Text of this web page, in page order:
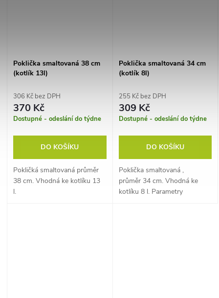
Poklička smaltovaná 38 cm
(kotlík 13l)
306 Kč bez DPH
370 Kč
Dostupné - odeslání do týdne
DO KOŠÍKU
Pokličká smaltovaná průměr
38 cm. Vhodná ke kotlíku 13
l.
Poklička smaltovaná 34 cm
(kotlík 8l)
255 Kč bez DPH
309 Kč
Dostupné - odeslání do týdne
DO KOŠÍKU
Poklička smaltovaná ,
průměr 34 cm. Vhodná ke
kotlíku 8 l. Parametry